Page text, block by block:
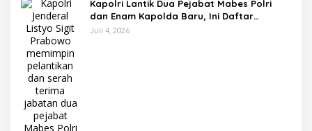
Kapolri Lantik Dua Pejabat Mabes Polri
dan Enam Kapolda Baru, Ini Daftar
Lengkapnya
Juli 4, 2026